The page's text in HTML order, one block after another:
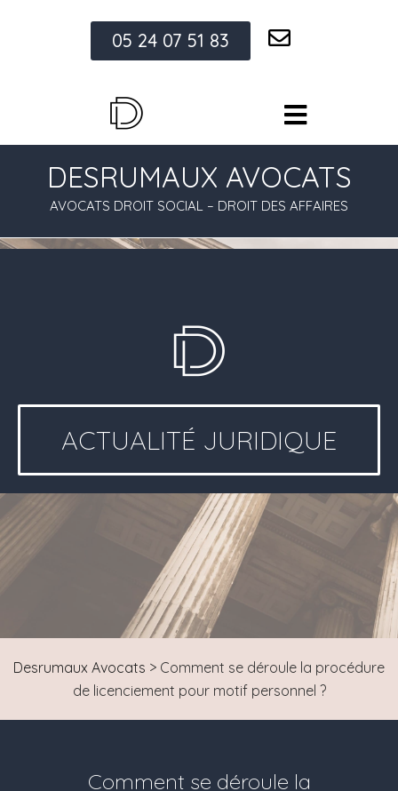
05 24 07 51 83
DESRUMAUX AVOCATS
AVOCATS DROIT SOCIAL – DROIT DES AFFAIRES
ACTUALITÉ JURIDIQUE
Desrumaux Avocats > Comment se déroule la procédure
de licenciement pour motif personnel ?
Comment se déroule la